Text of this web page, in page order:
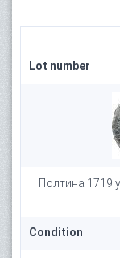
Lot number
Полтина 1719
Condition